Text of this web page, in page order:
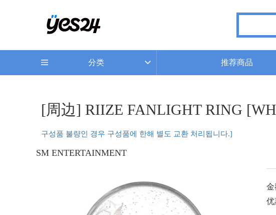
分类 推荐商品
[周边] RIIZE FANLIGHT RING
구성품 불량인 경우 구성품에 한해 별도 교환 처리됩니다.]
SM ENTERTAINMENT
金
优